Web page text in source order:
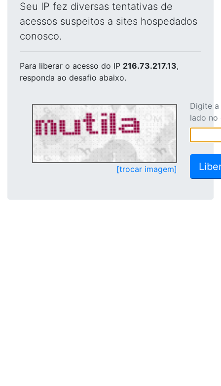
Seu IP fez diversas tentativas de
acessos suspeitos a sites hospedados
conosco.
Para liberar o acesso do IP 216.73.217.13,
responda ao desafio abaixo.
[trocar imagem]
Digite
lado no